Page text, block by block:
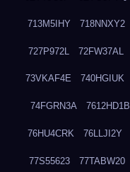
713M5IHY 718NNXY2
727P972L 72FW37AL
73VKAF4E 740HGIUK
74FGRN3A 7612HD1B
76HU4CRK 76LLJI2Y
77S55623 77TABW20